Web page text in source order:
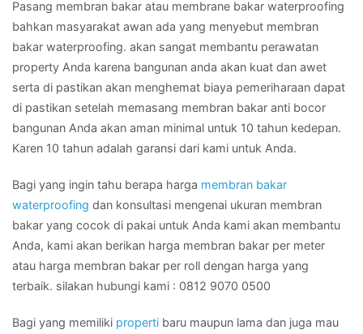
Pasang membran bakar atau membrane bakar waterproofing
bahkan masyarakat awan ada yang menyebut membran
bakar waterproofing. akan sangat membantu perawatan
property Anda karena bangunan anda akan kuat dan awet
serta di pastikan akan menghemat biaya pemeriharaan dapat
di pastikan setelah memasang membran bakar anti bocor
bangunan Anda akan aman minimal untuk 10 tahun kedepan.
Karen 10 tahun adalah garansi dari kami untuk Anda.
Bagi yang ingin tahu berapa harga membran bakar
waterproofing dan konsultasi mengenai ukuran membran
bakar yang cocok di pakai untuk Anda kami akan membantu
Anda, kami akan berikan harga membran bakar per meter
atau harga membran bakar per roll dengan harga yang
terbaik. silakan hubungi kami : 0812 9070 0500
Bagi yang memiliki properti baru maupun lama dan juga mau